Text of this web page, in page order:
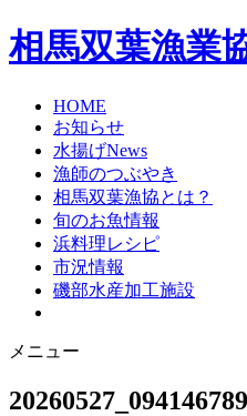
相馬双葉漁業
HOME
お知らせ
水揚げNews
漁師のつぶやき
相馬双葉漁協とは？
旬のお魚情報
浜料理レシピ
市況情報
磯部水産加工施設
メニュー
20260527_094146789